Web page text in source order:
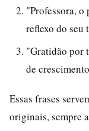
"Professora,
reflexo do seu
"Gratidão por
de
Essas frases
originais, sempre